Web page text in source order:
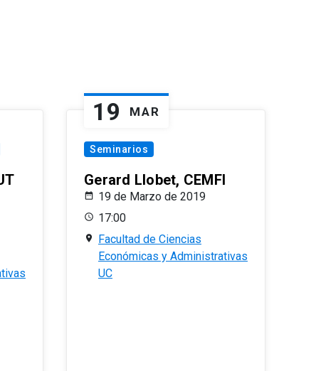
19 MAR
Seminarios
Gerard Llobet, CEMFI
19 de Marzo de 2019
17:00
Facultad de Ciencias
Económicas y Administrativas
UC